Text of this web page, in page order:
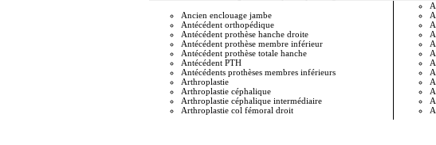
Ancien enclouage jambe
Antécédent orthopédique
Antécédent prothèse hanche droite
Antécédent prothèse membre inférieur
Antécédent prothèse totale hanche
Antécédent PTH
Antécédents prothèses membres inférieurs
Arthroplastie
Arthroplastie céphalique
Arthroplastie céphalique intermédiaire
Arthroplastie col fémoral droit